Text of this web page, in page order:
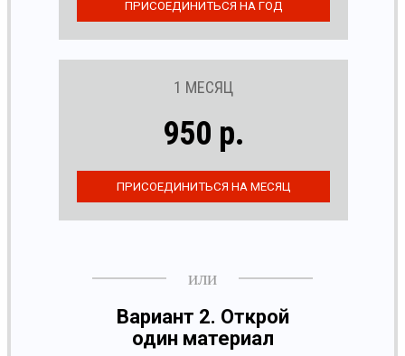
1 МЕСЯЦ
950 р.
Вариант 2. Открой
один материал